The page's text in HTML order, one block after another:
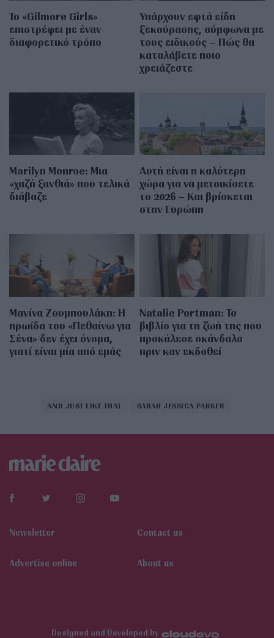
Το «Gilmore Girls»
επιστρέφει με έναν
διαφορετικό τρόπο
Υπάρχουν εφτά είδη
ξεκούρασης, σύμφωνα με
τους ειδικούς – Πώς θα
καταλάβετε ποιο
χρειάζεστε
Marilyn Monroe: Μια
«χαζή ξανθιά» που τελικά
διάβαζε
Αυτή είναι η καλύτερη
χώρα για να μετοικίσετε
το 2026 – Και βρίσκεται
στην Ευρώπη
Μανίνα Ζουμπουλάκη: H
ηρωίδα του «Πεθαίνω για
Σένα» δεν έχει όνομα,
γιατί είναι μία από εμάς
Natalie Portman: Το
βιβλίο για τη ζωή της που
προκάλεσε σκάνδαλο
πριν καν εκδοθεί
AND JUST LIKE THAT SARAH JESSICA PARKER
Newsletter Contact us
Αdvertise online About us
Designed and Developed by